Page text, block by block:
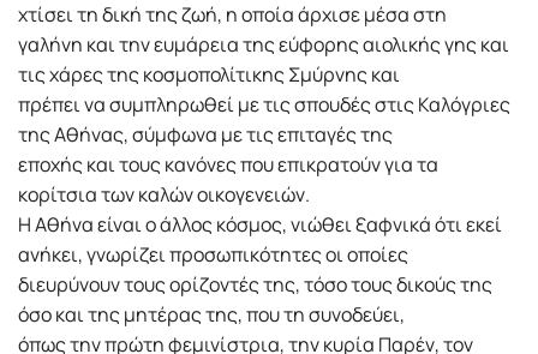
χτίσει τη δική της ζωή, η οποία άρχισε μέσα στη
γαλήνη και την ευμάρεια της εύφορης αιολικής γης και
τις χάρες της κοσμοπολίτικης Σμύρνης και
πρέπει να συμπληρωθεί με τις σπουδές στις Καλόγριες
της Αθήνας, σύμφωνα με τις επιταγές της
εποχής και τους κανόνες που επικρατούν για τα
κορίτσια των καλών οικογενειών.
Η Αθήνα είναι ο άλλος κόσμος, νιώθει ξαφνικά ότι εκεί
ανήκει, γνωρίζει προσωπικότητες οι οποίες
διευρύνουν τους ορίζοντές της, τόσο τους δικούς της
όσο και της μητέρας της, που τη συνοδεύει,
όπως την πρώτη φεμινίστρια, την κυρία Παρέν, τον